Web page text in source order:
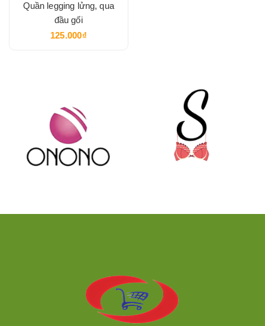
Quần legging lửng, qua
đầu gối
125.000₫